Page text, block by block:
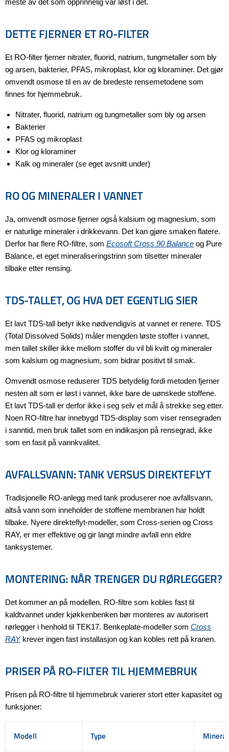
meste av det som opprinnelig var løst i det.
DETTE FJERNER ET RO-FILTER
Et RO-filter fjerner nitrater, fluorid, natrium, tungmetaller som bly
og arsen, bakterier, PFAS, mikroplast, klor og kloraminer. Det gjør
omvendt osmose til en av de bredeste rensemetodene som
finnes for hjemmebruk.
Nitrater, fluorid, natrium og tungmetaller som bly og arsen
Bakterier
PFAS og mikroplast
Klor og kloraminer
Kalk og mineraler (se eget avsnitt under)
RO OG MINERALER I VANNET
Ja, omvendt osmose fjerner også kalsium og magnesium, som
er naturlige mineraler i drikkevann. Det kan gjøre smaken flatere.
Derfor har flere RO-filtre, som Ecosoft Cross 90 Balance og Pure
Balance, et eget mineraliseringstrinn som tilsetter mineraler
tilbake etter rensing.
TDS-TALLET, OG HVA DET EGENTLIG SIER
Et lavt TDS-tall betyr ikke nødvendigvis at vannet er renere. TDS
(Total Dissolved Solids) måler mengden løste stoffer i vannet,
men tallet skiller ikke mellom stoffer du vil bli kvitt og mineraler
som kalsium og magnesium, som bidrar positivt til smak.
Omvendt osmose reduserer TDS betydelig fordi metoden fjerner
nesten alt som er løst i vannet, ikke bare de uønskede stoffene.
Et lavt TDS-tall er derfor ikke i seg selv et mål å strekke seg etter.
Noen RO-filtre har innebygd TDS-display som viser rensegraden
i sanntid, men bruk tallet som en indikasjon på rensegrad, ikke
som en fasit på vannkvalitet.
AVFALLSVANN: TANK VERSUS DIREKTEFLYT
Tradisjonelle RO-anlegg med tank produserer noe avfallsvann,
altså vann som inneholder de stoffene membranen har holdt
tilbake. Nyere direkteflyt-modeller, som Cross-serien og Cross
RAY, er mer effektive og gir langt mindre avfall enn eldre
tanksystemer.
MONTERING: NÅR TRENGER DU RØRLEGGER?
Det kommer an på modellen. RO-filtre som kobles fast til
kaldtvannet under kjøkkenbenken bør monteres av autorisert
rørlegger i henhold til TEK17. Benkeplate-modeller som Cross
RAYkrever ingen fast installasjon og kan kobles rett på kranen.
PRISER PÅ RO-FILTER TIL HJEMMEBRUK
Prisen på RO-filtre til hjemmebruk varierer stort etter kapasitet og
funksjoner:
Modell Type